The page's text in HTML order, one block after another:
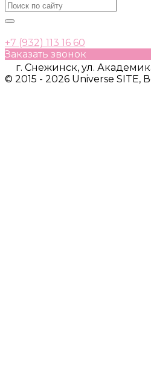
+7 (932) 113 16 60
Заказать звонок
г. Снежинск, ул.
© 2015 - 2026 Universe